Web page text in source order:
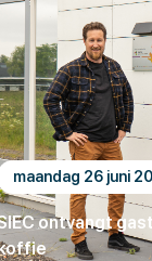
maandag 26 juni
ontvangt